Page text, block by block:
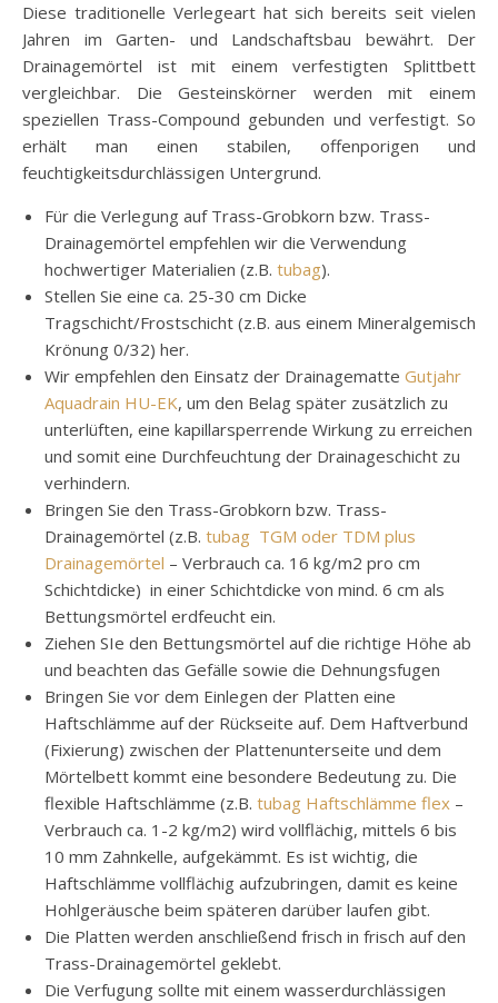
Diese traditionelle Verlegeart hat sich bereits seit vielen
Jahren im Garten- und Landschaftsbau bewährt. Der
Drainagemörtel ist mit einem verfestigten Splittbett
vergleichbar. Die Gesteinskörner werden mit einem
speziellen Trass-Compound gebunden und verfestigt. So
erhält man einen stabilen, offenporigen und
feuchtigkeitsdurchlässigen Untergrund.
Für die Verlegung auf Trass-Grobkorn bzw. Trass-
Drainagemörtel empfehlen wir die Verwendung
hochwertiger Materialien (z.B. tubag).
Stellen Sie eine ca. 25-30 cm Dicke
Tragschicht/Frostschicht (z.B. aus einem Mineralgemisch
Krönung 0/32) her.
Wir empfehlen den Einsatz der Drainagematte Gutjahr
Aquadrain HU-EK, um den Belag später zusätzlich zu
unterlüften, eine kapillarsperrende Wirkung zu erreichen
und somit eine Durchfeuchtung der Drainageschicht zu
verhindern.
Bringen Sie den Trass-Grobkorn bzw. Trass-
Drainagemörtel (z.B. tubag TGM oder TDM plus
Drainagemörtel – Verbrauch ca. 16 kg/m2 pro cm
Schichtdicke) in einer Schichtdicke von mind. 6 cm als
Bettungsmörtel erdfeucht ein.
Ziehen SIe den Bettungsmörtel auf die richtige Höhe ab
und beachten das Gefälle sowie die Dehnungsfugen
Bringen Sie vor dem Einlegen der Platten eine
Haftschlämme auf der Rückseite auf. Dem Haftverbund
(Fixierung) zwischen der Plattenunterseite und dem
Mörtelbett kommt eine besondere Bedeutung zu. Die
flexible Haftschlämme (z.B. tubag Haftschlämme flex –
Verbrauch ca. 1-2 kg/m2) wird vollflächig, mittels 6 bis
10 mm Zahnkelle, aufgekämmt. Es ist wichtig, die
Haftschlämme vollflächig aufzubringen, damit es keine
Hohlgeräusche beim späteren darüber laufen gibt.
Die Platten werden anschließend frisch in frisch auf den
Trass-Drainagemörtel geklebt.
Die Verfugung sollte mit einem wasserdurchlässigen